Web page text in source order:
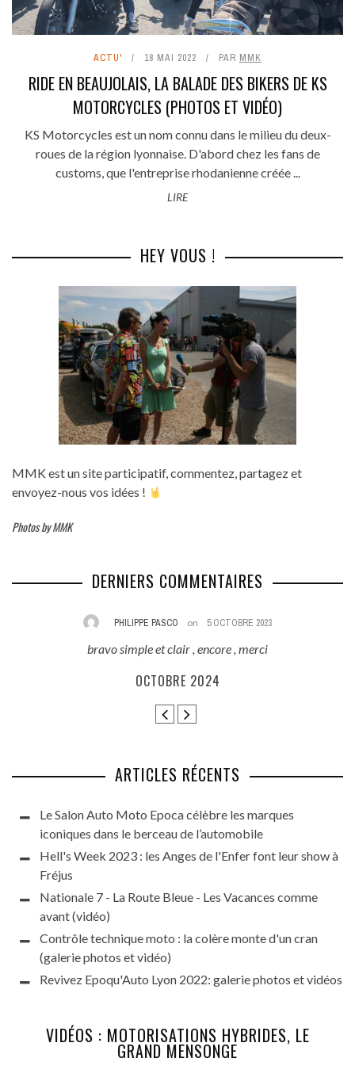
ACTU' 18 MAI 2022 PAR MMK
RIDE EN BEAUJOLAIS, LA BALADE DES BIKERS DE KS
MOTORCYCLES (PHOTOS ET VIDÉO)
KS Motorcycles est un nom connu dans le milieu du deux-
roues de la région lyonnaise. D'abord chez les fans de
customs, que l'entreprise rhodanienne créée ...
LIRE
HEY VOUS !
MMK est un site participatif, commentez, partagez et
envoyez-nous vos idées !
Photos by MMK
DERNIERS COMMENTAIRES
PHILIPPE PASCO on 5 OCTOBRE 2023
bravo simple et clair , encore , merci
OCTOBRE 2024
ARTICLES RÉCENTS
Le Salon Auto Moto Epoca célèbre les marques
iconiques dans le berceau de l’automobile
Hell's Week 2023 : les Anges de l'Enfer font leur show à
Fréjus
Nationale 7 - La Route Bleue - Les Vacances comme
avant (vidéo)
Contrôle technique moto : la colère monte d'un cran
(galerie photos et vidéo)
Revivez Epoqu'Auto Lyon 2022: galerie photos et vidéos
VIDÉOS : MOTORISATIONS HYBRIDES, LE
GRAND MENSONGE